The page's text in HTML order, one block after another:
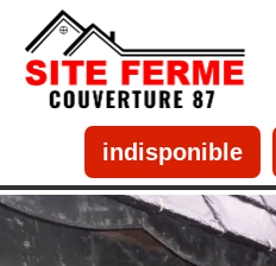
indisponible